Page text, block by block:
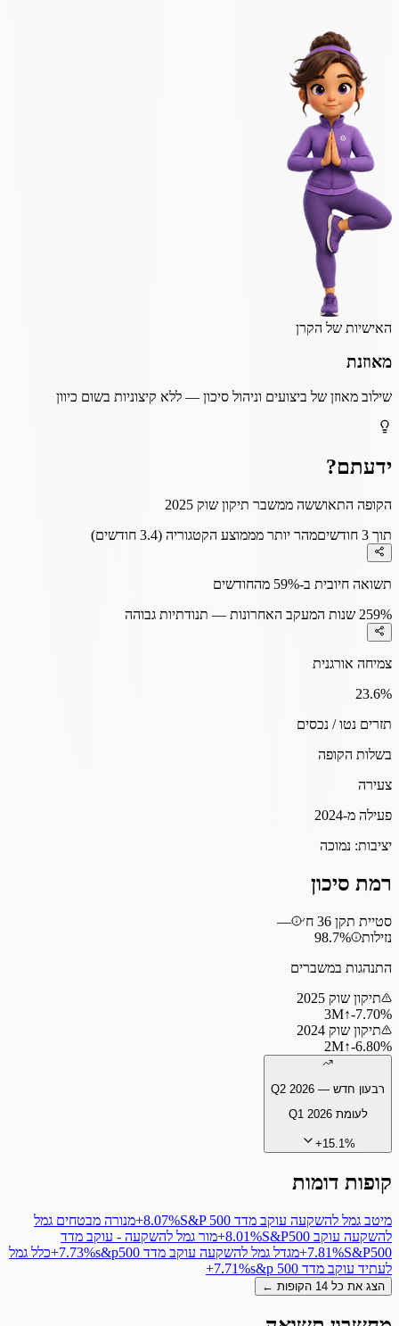
האישיות של הקרן
מאוזנת
שילוב מאוזן של ביצועים וניהול סיכון — ללא קיצוניות בשום כיוון
ידעתם?
הקופה התאוששה ממשבר תיקון שוק 2025
תוך 3 חודשים
מהר יותר מממוצע הקטגוריה (3.4 חודשים)
תשואה חיובית ב-59% מהחודשים
59%2 שנות המעקב האחרונות — תנודתיות גבוהה
צמיחה אורגנית
23.6%
תזרים נטו / נכסים
בשלות הקופה
צעירה
פעילה מ-2024
יציבות: נמוכה
רמת סיכון
סטיית תקן 36 ח׳
—
נזילות
98.7%
התנהגות במשברים
תיקון שוק 2025
‎-7.70%
↑
3M
תיקון שוק 2024
‎-6.80%
↑
2M
רבעון חדש — Q2 2026
לעומתQ1 2026
+15.1 %
קופות דומות
מיטב גמל להשקעה עוקב מדד S&P 500 ‎+8.07%מנורה מבטחים גמל
להשקעה עוקב S&P500
‎+8.01%מור גמל להשקעה - עוקב מדד
S&P500
‎+7.81%מגדל גמל להשקעה עוקב מדד s&p500 ‎+7.73%כלל גמל
לעתיד עוקב מדד s&p 500
‎+7.71%
הצג את כל 14 הקופות ←